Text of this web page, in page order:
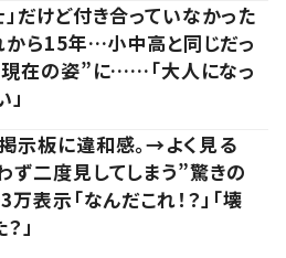
」だけど付き合っていなかった
から15年…小中高と同じだっ
在の姿”に……「大人になっ
示板に違和感。→よく見る
二度見してしまう”驚きの
表示「なんだこれ！？」「壊
」